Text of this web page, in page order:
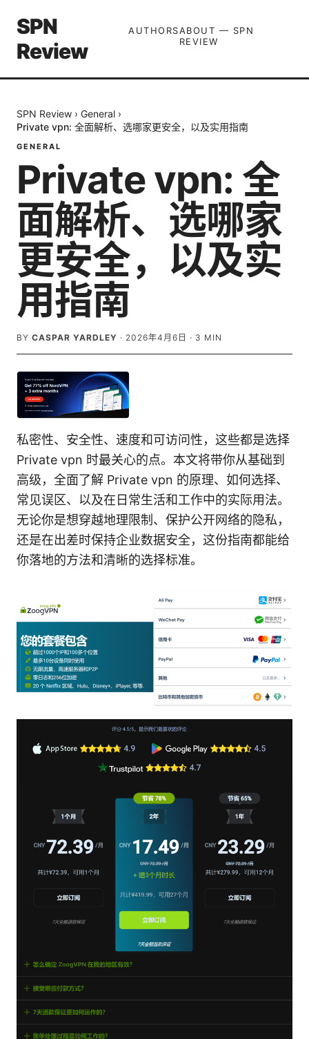
SPN
Review
AUTHORSABOUT — SPN
REVIEW
SPN Review › General ›
Private vpn: 全面解析、选哪家更安全，以及实用指南
GENERAL
Private vpn: 全
面解析、选哪家
更安全，以及实
用指南
BY CASPAR YARDLEY · 2026年4月6日 · 3 MIN
私密性、安全性、速度和可访问性，这些都是选择
Private vpn 时最关心的点。本文将带你从基础到
高级，全面了解 Private vpn 的原理、如何选择、
常见误区、以及在日常生活和工作中的实际用法。
无论你是想穿越地理限制、保护公开网络的隐私，
还是在出差时保持企业数据安全，这份指南都能给
你落地的方法和清晰的选择标准。